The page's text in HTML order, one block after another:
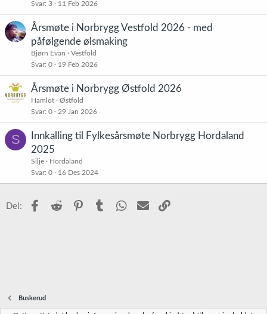
Svar 3 11 Feb 2026
Årsmøte i Norbrygg Vestfold 2026 - med
påfølgende ølsmaking
Bjørn Evan
Vestfold
Svar 0 19 Feb 2026
Årsmøte i Norbrygg Østfold 2026
Hamlot
Østfold
Svar 0 29 Jan 2026
S
Innkalling til Fylkesårsmøte Norbrygg Hordaland
2025
Silje
Hordaland
Svar 0 16 Des 2024
Del: Facebook
Reddit PinterestTumblr WhatsApp
E-post
Buskerud